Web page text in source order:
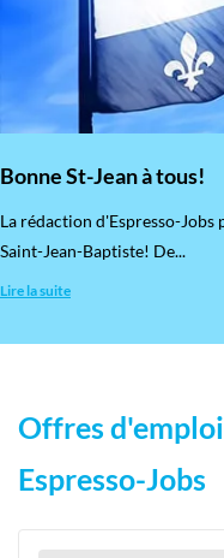
Bonne St-Jean à tous!
La rédaction d'Espresso-Jobs
Saint-Jean-Baptiste! De...
Lire la suite
Offres
Espresso-Jobs